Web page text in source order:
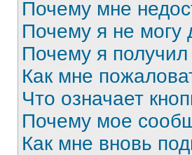
Почему мне
Почему я не могу
Почему я
Как мне
Что означает
Почему мое
Как мне вновь